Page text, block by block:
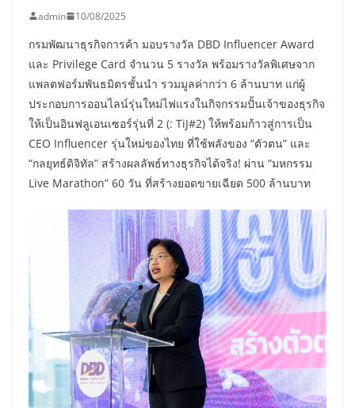
admin 10/08/2025
กรมพัฒนาธุรกิจการค้า มอบรางวัล DBD Influencer Award
และ Privilege Card จำนวน 5 รางวัล พร้อมรางวัลพิเศษจาก
แพลตฟอร์มพันธมิตรชั้นนำ รวมมูลค่ากว่า 6 ล้านบาท แก่ผู้
ประกอบการออนไลน์รุ่นใหม่ไฟแรงในกิจกรรมปั้นเจ้าของธุรกิจ
ให้เป็นอินฟลูเอนเซอร์รุ่นที่ 2 (: TiJ#2) ให้พร้อมก้าวสู่การเป็น
CEO Influencer รุ่นใหม่ของไทย ที่ใช้พลังของ “ตัวตน” และ
“กลยุทธ์ดิจิทัล” สร้างผลลัพธ์ทางธุรกิจได้จริง! ผ่าน “มหกรรม
Live Marathon” 60 วัน ที่สร้างยอดขายเฉียด 500 ล้านบาท